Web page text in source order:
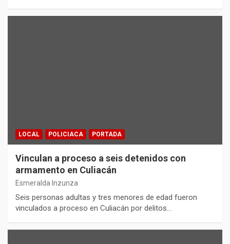
LOCAL POLICIACA PORTADA
Vinculan a proceso a seis detenidos con
armamento en Culiacán
Esmeralda Inzunza
Seis personas adultas y tres menores de edad fueron
vinculados a proceso en Culiacán por delitos…